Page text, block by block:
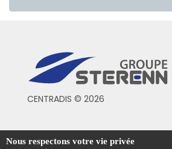
CENTRADIS © 2026
Conditions générales de vente
Nous respectons votre vie privée